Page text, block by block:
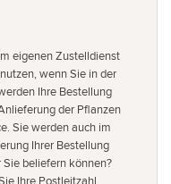
eigenen Zustelldienst
wenn Sie in der
Ihre Bestellung
der Pflanzen
Sie werden auch im
Ihrer Bestellung
beliefern können?
Ihre Postleitzahl